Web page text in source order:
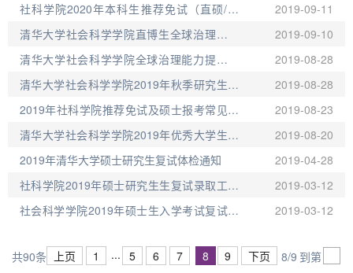
2019-09-11
社科学院2020年本科生推荐免试（直硕/直
博）录取工作初步安排
2019-09-10
清华大学社会科学学院直博生全球治理兼修
硕士学位报名进行时！
2019-08-28
清华大学社会科学学院全球治理能力提升证
书项目
2019-08-28
清华大学社会科学学院2019年秋季研究生项
目招生宣讲会通知
2019-08-23
2019年社科学院推荐免试及硕士报考常见问
题解答
2019-08-20
清华大学社会科学学院2019年优秀大学生夏
令营报名通知
2019-04-28
2019年清华大学硕士研究生复试体检通知
2019-03-12
社科学院2019年硕士研究生生复试录取工作
办法
2019-03-12
社会科学学院2019年硕士生入学考试复试资
共90条
上页 1 ... 5 6 7 8 9 下页 8/9 到第